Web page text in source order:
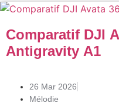
Comparatif DJI
Antigravity A1
26 Mar 2026
Mélodie